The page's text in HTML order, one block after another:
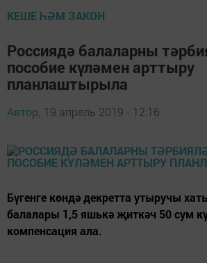
КЕШЕ ҺӘМ ЗАКОН
Россиядә балаларны
пособие күләмен арттыру
планлаштырыла
Автор, 19 апрель 2019 - 12:16
Бүгенге көндә декретта утыручы
балалары 1,5 яшькә җиткәч 50 сум
компенсация ала.